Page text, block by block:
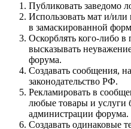
Публиковать
Использовать мат и/
в замаскированной
Оскорблять кого-либо
высказывать
форума.
Создавать сообщения,
законодательство РФ.
Рекламировать в
любые товары и услуги
администрации форума.
Создавать одинаковые